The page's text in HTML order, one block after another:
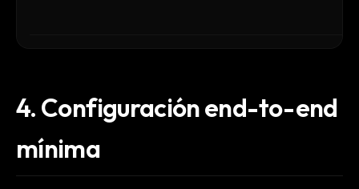
4. Configuración end-to-end
mínima